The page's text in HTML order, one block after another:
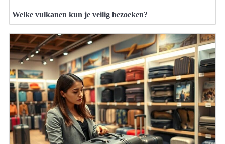
Welke vulkanen kun je veilig bezoeken?